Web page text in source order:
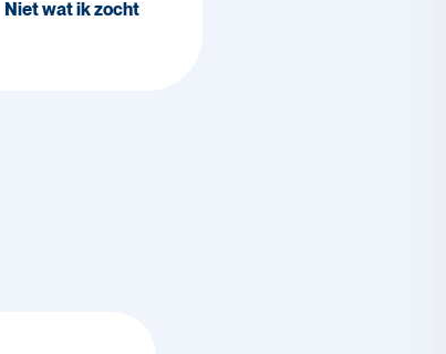
Niet wat ik zocht